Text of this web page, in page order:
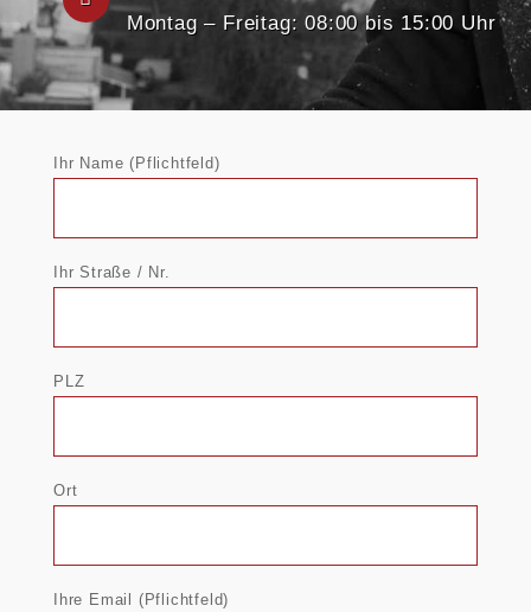
Montag – Freitag: 08:00 bis 15:00 Uhr
Ihr Name (Pflichtfeld)
Ihr Straße / Nr.
PLZ
Ort
Ihre Email (Pflichtfeld)